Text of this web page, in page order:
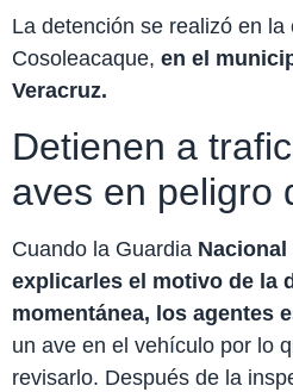
La detención se realizó en la
Cosoleacaque, en el
Veracruz.
Detienen a
aves en peligro
Cuando la Guardia Nacional
explicarles el motivo de la
momentánea, los agentes
un ave en el vehículo por lo
revisarlo. Después de la